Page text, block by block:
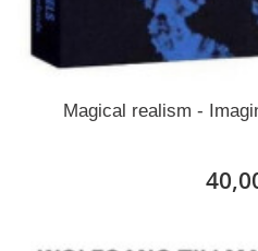
Magical realism -